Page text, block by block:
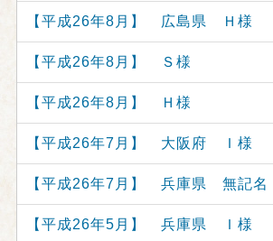
【平成26年8月】 広島県 Ｈ様
【平成26年8月】 Ｓ様
【平成26年8月】 Ｈ様
【平成26年7月】 大阪府 Ｉ様
【平成26年7月】 兵庫県 無記名
【平成26年5月】 兵庫県 Ｉ様